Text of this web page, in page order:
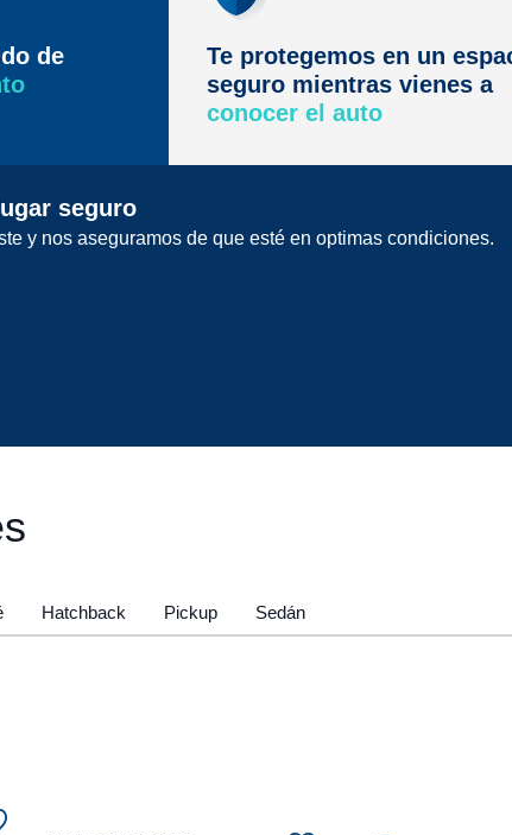
de
Te protegemos en un
seguro mientras vienes a
conocer el auto
seguro
y nos aseguramos de que esté en optimas condiciones.
Hatchback Pickup Sedán